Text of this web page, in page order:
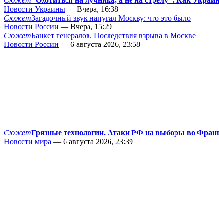
Новости Украины — Вчера, 16:38
СюжетЗагадочный звук напугал Москву: что это было
Новости России — Вчера, 15:29
СюжетБанкет генералов. Последствия взрыва в Москве
Новости России — 6 августа 2026, 23:58
СюжетГрязные технологии. Атаки РФ на выборы во
Новости мира — 6 августа 2026, 23:39